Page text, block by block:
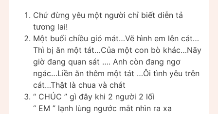
Chứ đừng yêu một người chỉ biết diễn tả
tương lai!
Một buổi chiều gió mát…Vẽ hình em lên cát…
Thì bị ăn một tát…Của một con bò khác…Nãy
giờ đang quan sát …. Anh còn đang ngơ
ngác…Liền ăn thêm một tát …Ôi tình yêu trên
cát…Thật là chua và chát
“ CHÚC ” gì đây khi 2 người 2 lối
“ EM ” lạnh lùng ngước mắt nhìn ra xa